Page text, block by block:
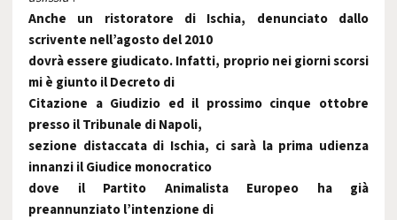
Anche un ristoratore di Ischia, denunciato dallo
scrivente nell’agosto del 2010
dovrà essere giudicato. Infatti, proprio nei giorni scorsi
mi è giunto il Decreto di
Citazione a Giudizio ed il prossimo cinque ottobre
presso il Tribunale di Napoli,
sezione distaccata di Ischia, ci sarà la prima udienza
innanzi il Giudice monocratico
dove il Partito Animalista Europeo ha già
preannunziato l’intenzione di